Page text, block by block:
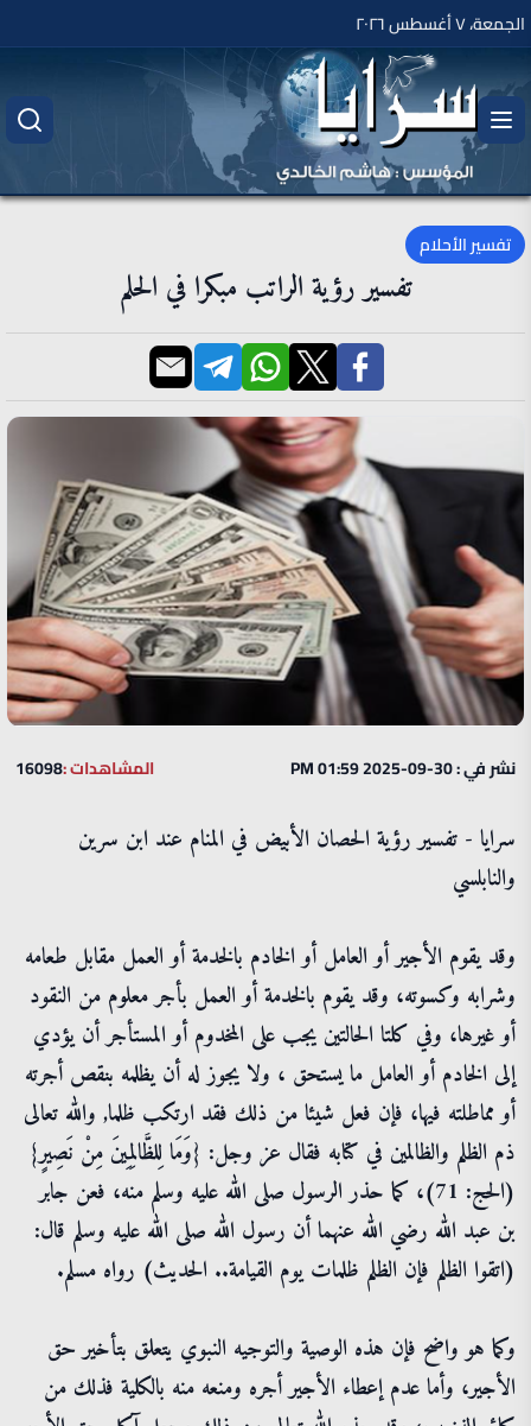
الجمعة، ٧ أغسطس ٢٠٢٦
تفسير الأحلام
تفسير رؤية الراتب مبكرا في الحلم
نشر في : 30-09-2025 01:59 PM المشاهدات :16098
سرايا - تفسير رؤية الحصان الأبيض في المنام عند ابن سرين
والنابلسي
وقد يقوم الأجير أو العامل أو الخادم بالخدمة أو العمل مقابل طعامه
وشرابه وكسوته، وقد يقوم بالخدمة أو العمل بأجر معلوم من النقود
أو غيرها، وفي كلتا الحالتين يجب على المخدوم أو المستأجر أن يؤدي
إلى الخادم أو العامل ما يستحق ، ولا يجوز له أن يظلمه بنقص أجرته
أو مماطلته فيها، فإن فعل شيئا من ذلك فقد ارتكب ظلما, والله تعالى
ذم الظلم والظالمين في كتابه فقال عز وجل: {وَمَا لِلظَّالِمِينَ مِنْ نَصِيرٍ}
(الحج: 71)، كما حذر الرسول صلى الله عليه وسلم منه، فعن جابر
بن عبد الله رضي الله عنهما أن رسول الله صلى الله عليه وسلم قال:
(اتقوا الظلم فإن الظلم ظلمات يوم القيامة.. الحديث) رواه مسلم.
وكما هو واضح فإن هذه الوصية والتوجيه النبوي يتعلق بتأخير حق
الأجير، وأما عدم إعطاء الأجير أجره ومنعه منه بالكلية فذلك من